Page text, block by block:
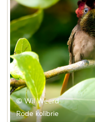
© Wil Weerd
Rode kolibrie